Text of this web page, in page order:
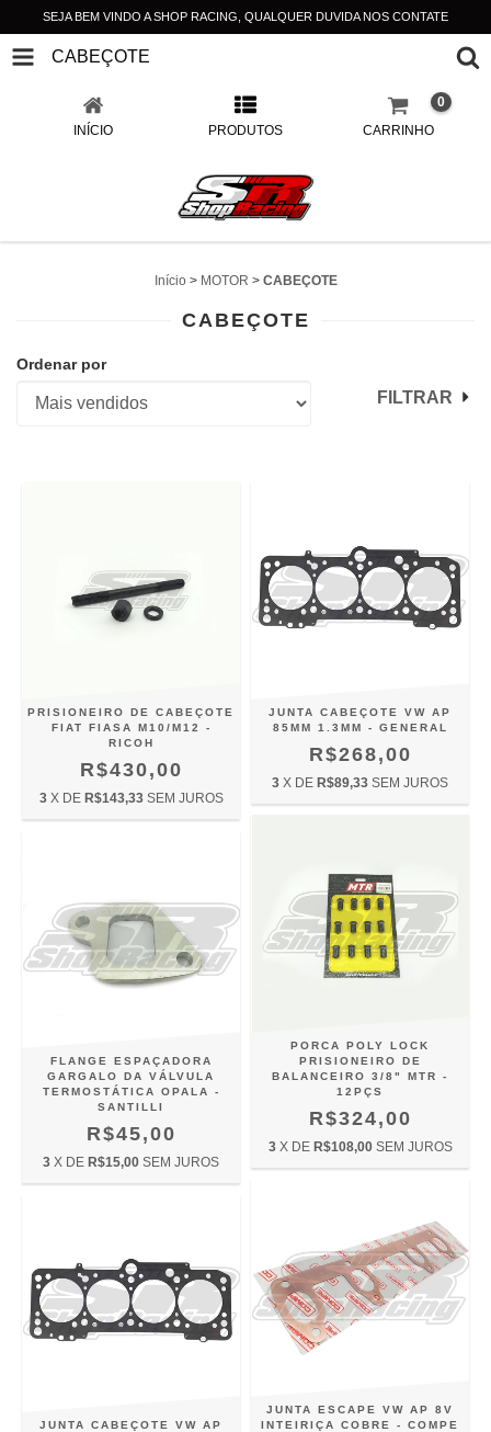
SEJA BEM VINDO A SHOP RACING, QUALQUER DUVIDA NOS CONTATE
CABEÇOTE
INÍCIO PRODUTOS CARRINHO
0
Início > MOTOR > CABEÇOTE
CABEÇOTE
Ordenar por
FILTRAR
PRISIONEIRO DE CABEÇOTE
FIAT FIASA M10/M12 -
RICOH
R$430,00
3 X DE R$143,33 SEM JUROS
JUNTA CABEÇOTE VW AP
85MM 1.3MM - GENERAL
R$268,00
3 X DE R$89,33 SEM JUROS
FLANGE ESPAÇADORA
GARGALO DA VÁLVULA
TERMOSTÁTICA OPALA -
SANTILLI
R$45,00
3 X DE R$15,00 SEM JUROS
PORCA POLY LOCK
PRISIONEIRO DE
BALANCEIRO 3/8" MTR -
12PÇS
R$324,00
3 X DE R$108,00 SEM JUROS
JUNTA CABEÇOTE VW AP
JUNTA ESCAPE VW AP 8V
INTEIRIÇA COBRE - COMPE